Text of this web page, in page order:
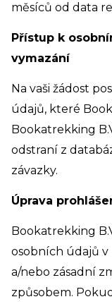
měsíců od data
Přístup k
vymazání
Na vaši žádost
údajů, které
Bookatrekking
odstraní z
závazky.
Úprava
Bookatrekking
osobních údajů
a/nebo zásadní
způsobem.